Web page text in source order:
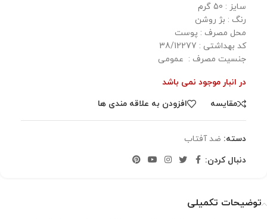
سایز : 50 گرم
رنگ : بژ روشن
محل مصرف : پوست
کد بهداشتی : 38/12277
جنسیت مصرف : عمومی
در انبار موجود نمی باشد
مقایسه
افزودن به علاقه مندی ها
دسته: ضد آفتاب
دنبال کردن:
توضیحات تکمیلی